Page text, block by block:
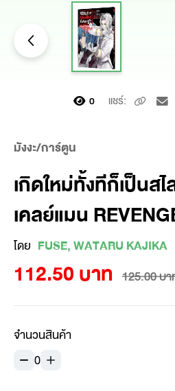
0 แชร์:
มังงะ/การ์ตูน
เกิดใหม่ทั้งทีก็เป็นส
เคลย์แมน
โดย FUSE, WATARU KAJIKA
112.50 บาท 125.00 บ
จำนวนสินค้า
0